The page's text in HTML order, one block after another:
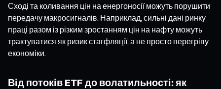
Сході та коливання цін на енергоносії можуть порушити
передачу макросигналів. Наприклад, сильні дані ринку
праці разом із різким зростанням цін на нафту можуть
трактуватися як ризик стагфляції, а не просто перегріву
економіки.
Від потоків ETF до волатильності: як